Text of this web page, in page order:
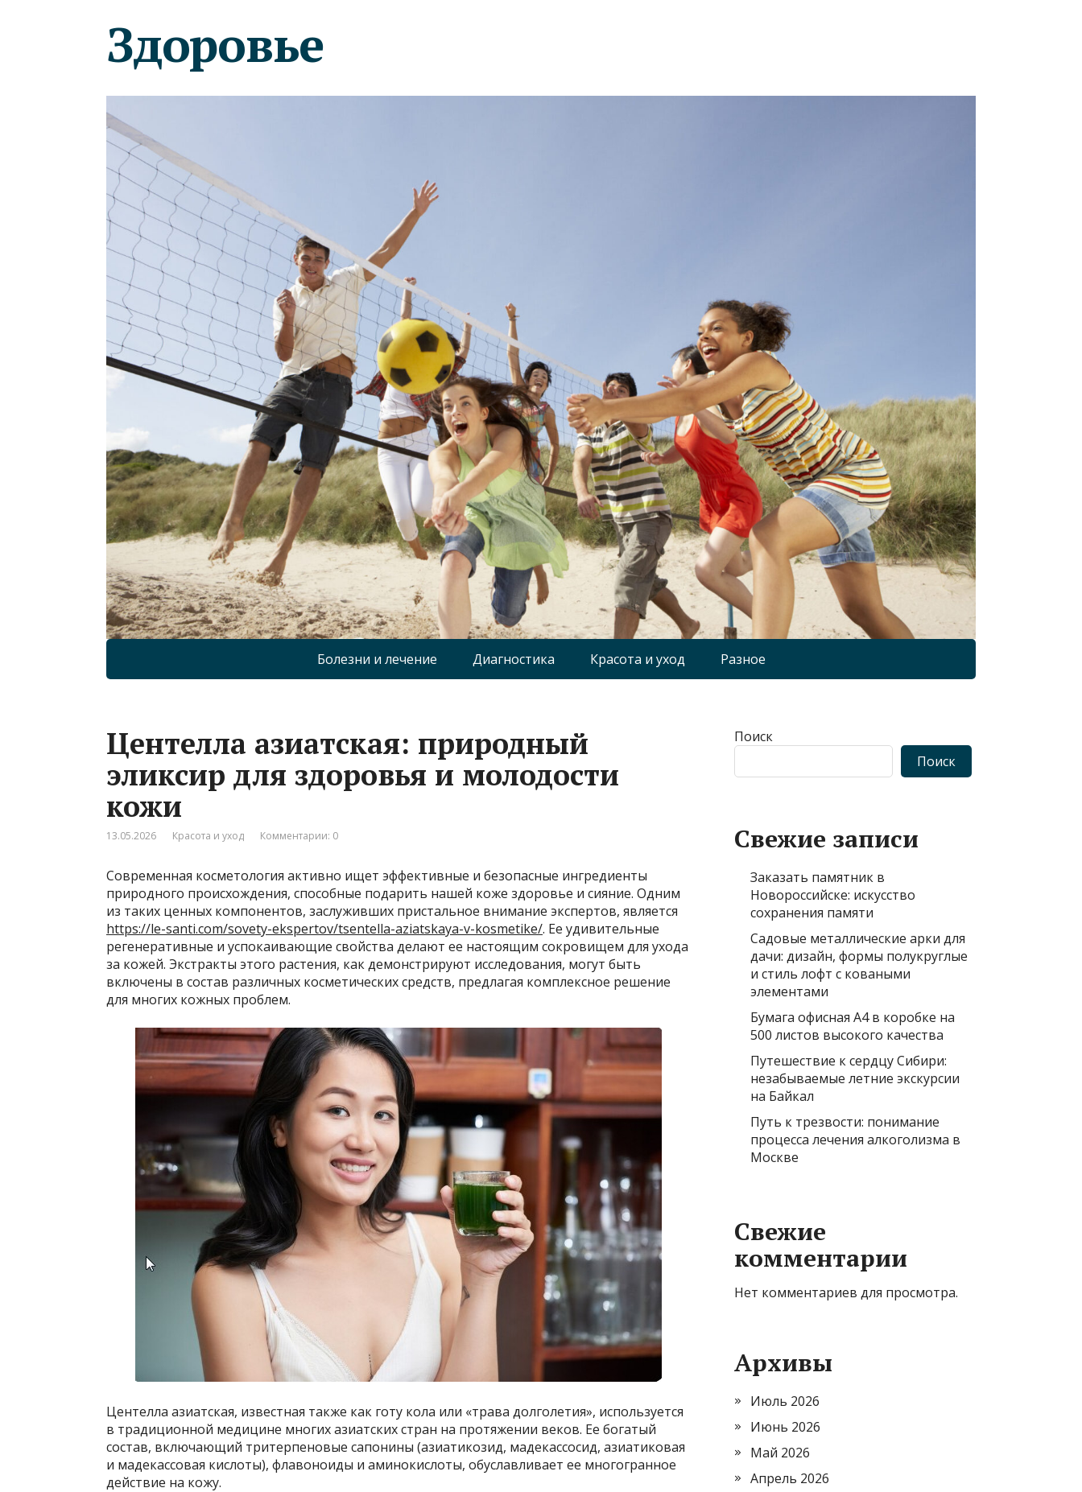
Здоровье
Болезни и лечение Диагностика Красота и уход Разное
Центелла азиатская: природный
эликсир для здоровья и молодости
кожи
13.05.2026 Красота и уход Комментарии: 0
Современная косметология активно ищет эффективные и безопасные ингредиенты
природного происхождения, способные подарить нашей коже здоровье и сияние. Одним
из таких ценных компонентов, заслуживших пристальное внимание экспертов, является
https://le-santi.com/sovety-ekspertov/tsentella-aziatskaya-v-kosmetike/. Ее удивительные
регенеративные и успокаивающие свойства делают ее настоящим сокровищем для ухода
за кожей. Экстракты этого растения, как демонстрируют исследования, могут быть
включены в состав различных косметических средств, предлагая комплексное решение
для многих кожных проблем.
Центелла азиатская, известная также как готу кола или «трава долголетия», используется
в традиционной медицине многих азиатских стран на протяжении веков. Ее богатый
состав, включающий тритерпеновые сапонины (азиатикозид, мадекассосид, азиатиковая
и мадекассовая кислоты), флавоноиды и аминокислоты, обуславливает ее многогранное
действие на кожу.
Поиск
Поиск
Свежие записи
Заказать памятник в
Новороссийске: искусство
сохранения памяти
Садовые металлические арки для
дачи: дизайн, формы полукруглые
и стиль лофт с коваными
элементами
Бумага офисная А4 в коробке на
500 листов высокого качества
Путешествие к сердцу Сибири:
незабываемые летние экскурсии
на Байкал
Путь к трезвости: понимание
процесса лечения алкоголизма в
Москве
Свежие
комментарии
Нет комментариев для просмотра.
Архивы
Июль 2026
Июнь 2026
Май 2026
Апрель 2026